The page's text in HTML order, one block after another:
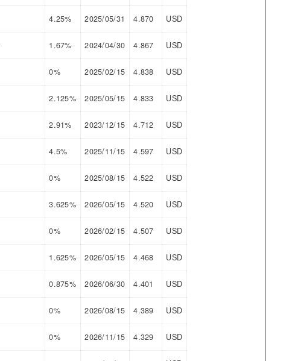
4.25% 2025/05/31 4.870 USD
1.67% 2024/04/30 4.867 USD
0% 2025/02/15 4.838 USD
2.125% 2025/05/15 4.833 USD
2.91% 2023/12/15 4.712 USD
4.5% 2025/11/15 4.597 USD
0% 2025/08/15 4.522 USD
3.625% 2026/05/15 4.520 USD
0% 2026/02/15 4.507 USD
1.625% 2026/05/15 4.468 USD
0.875% 2026/06/30 4.401 USD
0% 2026/08/15 4.389 USD
0% 2026/11/15 4.329 USD